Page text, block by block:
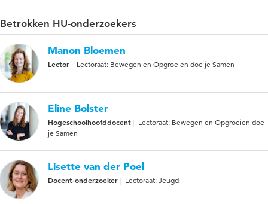
Betrokken HU-onderzoekers
Manon Bloemen
Lector Lectoraat: Bewegen en Opgroeien doe je Samen
Eline Bolster
Hogeschoolhoofddocent
Lectoraat: Bewegen en Opgroeien doe
je Samen
Lisette van der Poel
Docent-onderzoeker Lectoraat: Jeugd